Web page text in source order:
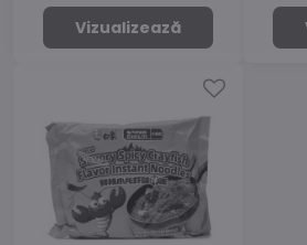
Vizualizează